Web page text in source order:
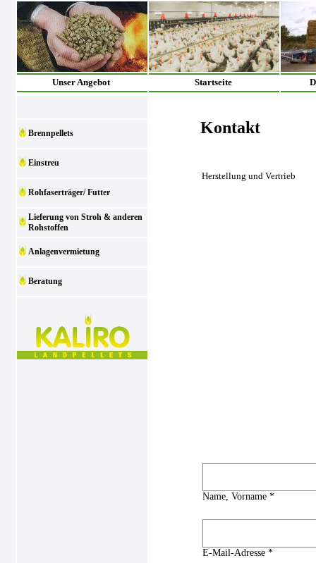
Unser Angebot Startseite
Brennpellets
Einstreu
Rohfaserträger/ Futter
Lieferung von Stroh & anderen
Rohstoffen
Anlagenvermietung
Beratung
Kontakt
Herstellung und Vertrieb
Name, Vorname *
E-Mail-Adresse *